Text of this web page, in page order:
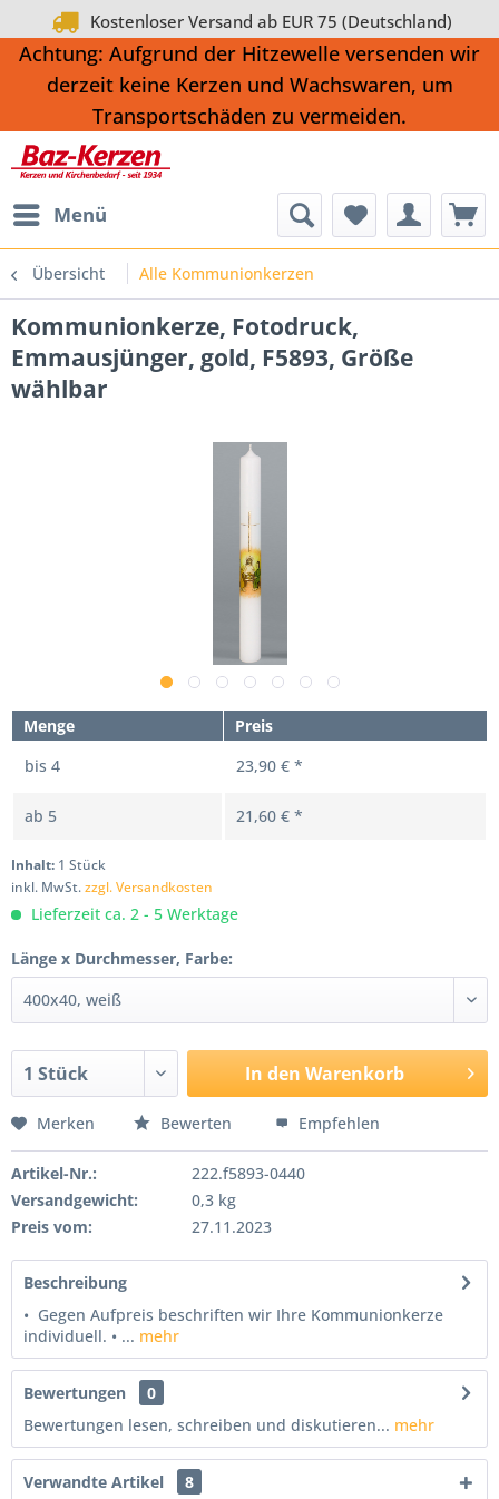
Kostenloser Versand ab EUR 75 (Deutschland)
Achtung: Aufgrund der Hitzewelle versenden wir
derzeit keine Kerzen und Wachswaren, um
Transportschäden zu vermeiden.
Menü
Übersicht Alle Kommunionkerzen
Kommunionkerze, Fotodruck,
Emmausjünger, gold, F5893, Größe
wählbar
Menge
Preis
bis 4 23,90 € *
ab 5 21,60 € *
Inhalt: 1 Stück
inkl. MwSt.zzgl. Versandkosten
Lieferzeit ca. 2 - 5 Werktage
Länge x Durchmesser, Farbe:
In den Warenkorb
Merken Bewerten Empfehlen
Artikel-Nr.:
222.f5893-0440
Versandgewicht:
0,3 kg
Preis vom:
27.11.2023
Beschreibung
• Gegen Aufpreis beschriften wir Ihre Kommunionkerze
individuell. • ... mehr
Bewertungen
0
Bewertungen lesen, schreiben und diskutieren... mehr
Verwandte Artikel 8